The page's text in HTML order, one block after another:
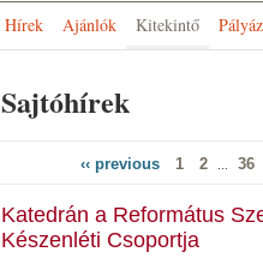
Hírek Ajánlók Kitekintő
Sajtóhírek
‹‹ previous 1 2 36
Katedrán a Református
Készenléti Csoportja